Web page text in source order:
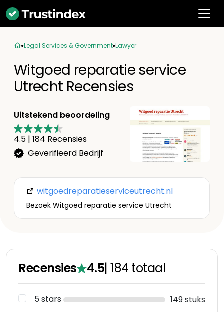
Legal Services & Government Lawyer
Witgoed reparatie service
Utrecht Recensies
Uitstekend beoordeling
4.5 | 184 Recensies
Geverifieerd Bedrijf
witgoedreparatieserviceutrecht.nl
Bezoek Witgoed reparatie service Utrecht
Recensies 4.5|184 totaal
5 stars
149 stuks